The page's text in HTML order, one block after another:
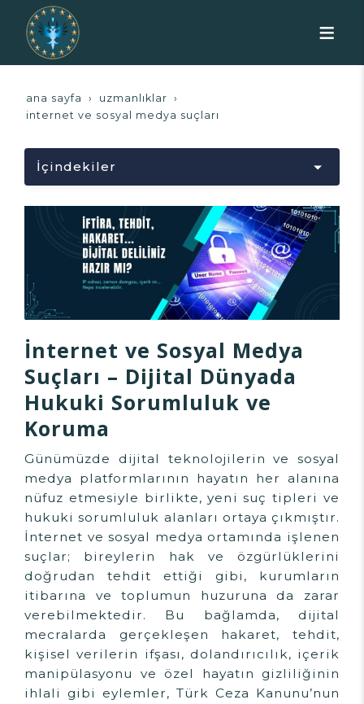
ana sayfa
uzmanlıklar
i̇nternet ve sosyal medya suçları
İçindekiler
Yükleniyor...
İnternet ve Sosyal Medya
Suçları – Dijital Dünyada
Hukuki Sorumluluk ve
Koruma
Günümüzde dijital teknolojilerin ve sosyal
medya platformlarının hayatın her alanına
nüfuz etmesiyle birlikte, yeni suç tipleri ve
hukuki sorumluluk alanları ortaya çıkmıştır.
İnternet ve sosyal medya ortamında işlenen
suçlar; bireylerin hak ve özgürlüklerini
doğrudan tehdit ettiği gibi, kurumların
itibarına ve toplumun huzuruna da zarar
verebilmektedir. Bu bağlamda, dijital
mecralarda gerçekleşen hakaret, tehdit,
kişisel verilerin ifşası, dolandırıcılık, içerik
manipülasyonu ve özel hayatın gizliliğinin
ihlali gibi eylemler, Türk Ceza Kanunu’nun